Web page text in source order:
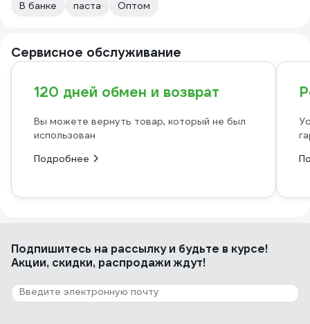
В банке паста Оптом
Сервисное обслуживание
120 дней обмен и возврат
Вы можете вернуть товар, который не был
использован
Подробнее
Подпишитесь на рассылкуи будьте в курсе!
Акции, скидки, распродажи ждут!